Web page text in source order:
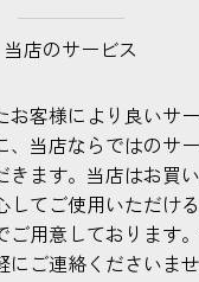
当店のサービス
お客様により良いサ
、当店ならではのサ
きます。当店はお買
してご使用いただけ
ご用意しております
ご連絡くださいませ